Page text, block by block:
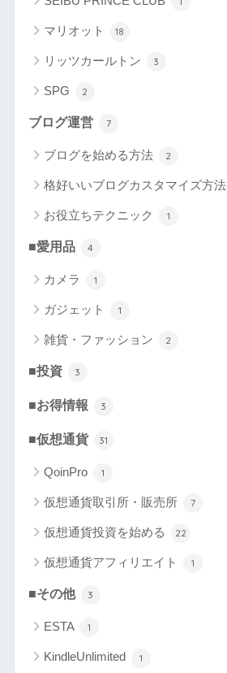
マリオット 18
リッツカールトン 3
SPG 2
ブログ運営 7
ブログを始める方法 2
格好いいブログカスタマイズ方法
お役立ちテクニック 1
■愛用品 4
カメラ 1
ガジェット 1
雑貨・ファッション 2
■投資 3
■お得情報 3
■仮想通貨 31
QoinPro 1
仮想通貨取引所・販売所 7
仮想通貨投資を始める 22
仮想通貨アフィリエイト 1
■その他 3
ESTA 1
KindleUnlimited 1